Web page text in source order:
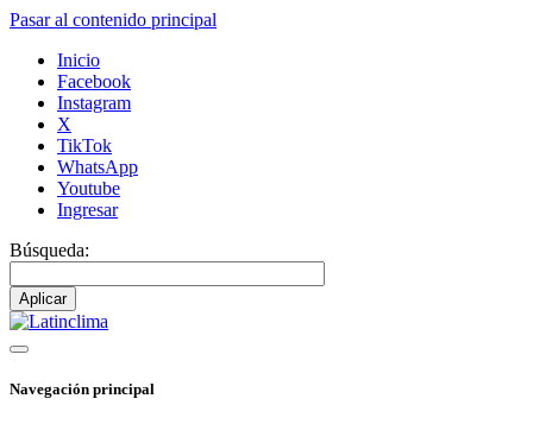
Pasar al contenido principal
Inicio
Facebook
Instagram
X
TikTok
WhatsApp
Youtube
Ingresar
Búsqueda:
Navegación principal